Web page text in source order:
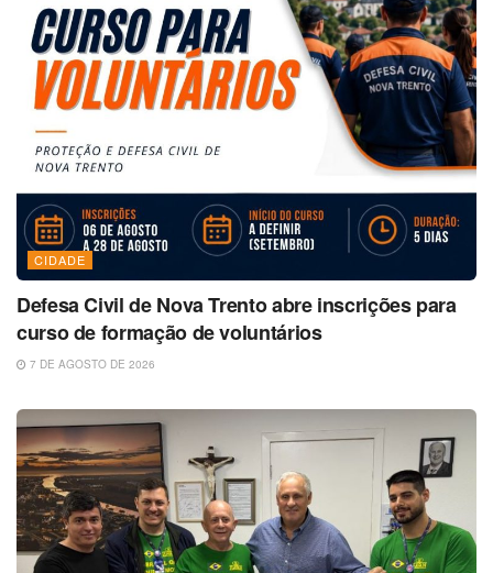
CIDADE
Defesa Civil de Nova Trento abre inscrições para
curso de formação de voluntários
7 DE AGOSTO DE 2026